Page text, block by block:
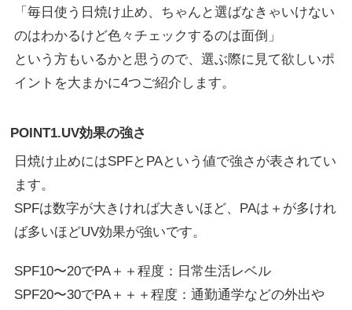
「毎日使う日焼け止め、ちゃんと選ばなきゃいけない
のはわかるけど色々チェックするのは面倒」
という方もいるかと思うので、選ぶ際に見て欲しいポ
イントを大まかに4つご紹介します。
POINT1.UV効果の強さ
日焼け止めにはSPFとPAという値で強さが表されてい
ます。
SPFは数字が大きければ大きいほど、PAは＋が多けれ
ば多いほどUV効果が強いです。
SPF10〜20でPA＋＋程度：日常生活レベル
SPF20〜30でPA＋＋＋程度：通勤通学などの外出や